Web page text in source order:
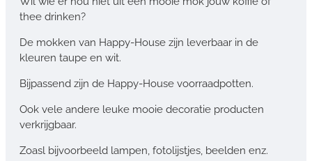
thee drinken?
De mokken van Happy-House zijn leverbaar in de
kleuren taupe en wit.
Bijpassend zijn de Happy-House voorraadpotten.
Ook vele andere leuke mooie decoratie producten
verkrijgbaar.
Zoasl bijvoorbeeld lampen, fotolijstjes, beelden enz.